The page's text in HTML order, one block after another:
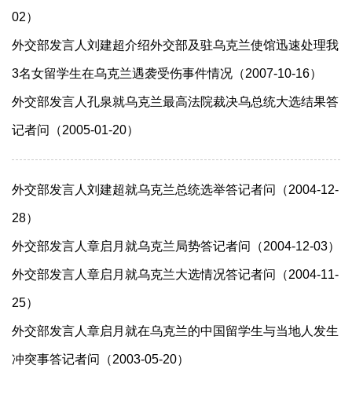
02）
外交部发言人刘建超介绍外交部及驻乌克兰使馆迅速处理我
3名女留学生在乌克兰遇袭受伤事件情况（2007-10-16）
外交部发言人孔泉就乌克兰最高法院裁决乌总统大选结果答
记者问（2005-01-20）
外交部发言人刘建超就乌克兰总统选举答记者问（2004-12-
28）
外交部发言人章启月就乌克兰局势答记者问（2004-12-03）
外交部发言人章启月就乌克兰大选情况答记者问（2004-11-
25）
外交部发言人章启月就在乌克兰的中国留学生与当地人发生
冲突事答记者问（2003-05-20）